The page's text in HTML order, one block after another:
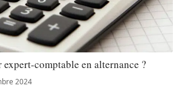
comptable en alternance ?
2024